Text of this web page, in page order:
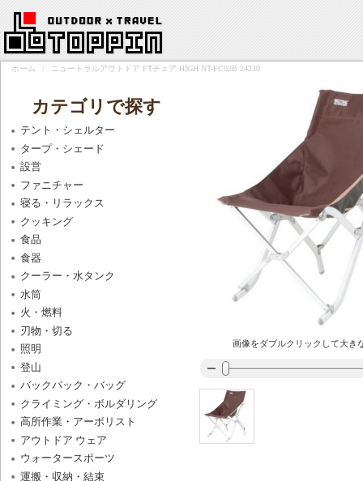
ホーム / ニュートラルアウトドア FTチェア HIGH NT-FC02B 24230
画像をダブルクリックして大き
カテゴリで探す
テント・シェルター
タープ・シェード
設営
ファニチャー
寝る・リラックス
クッキング
食品
食器
クーラー・水タンク
水筒
火・燃料
刃物・切る
照明
登山
バックパック・バッグ
クライミング・ボルダリング
高所作業・アーボリスト
アウトドア ウェア
ウォータースポーツ
運搬・収納・結束